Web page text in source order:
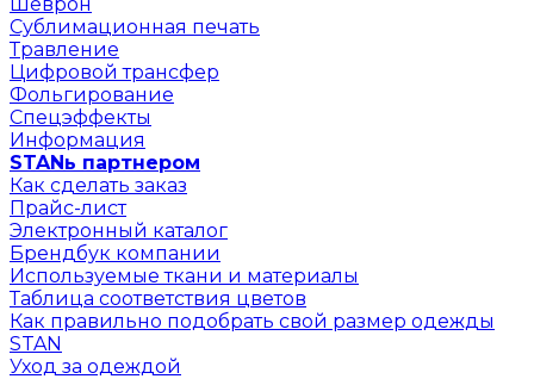
Сублимационная печать
Травление
Цифровой трансфер
Фольгирование
Спецэффекты
Информация
STANь партнером
Как сделать заказ
Прайс-лист
Электронный каталог
Брендбук компании
Используемые ткани и материалы
Таблица соответствия цветов
Как правильно подобрать свой размер одежды
STAN
Уход за одеждой